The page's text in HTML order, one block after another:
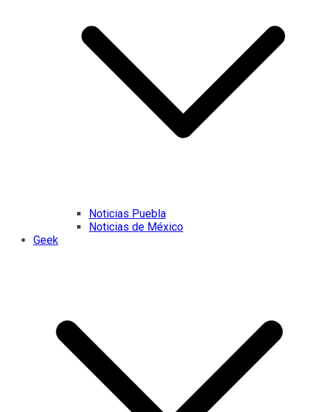
Noticias Puebla
Noticias de México
Geek